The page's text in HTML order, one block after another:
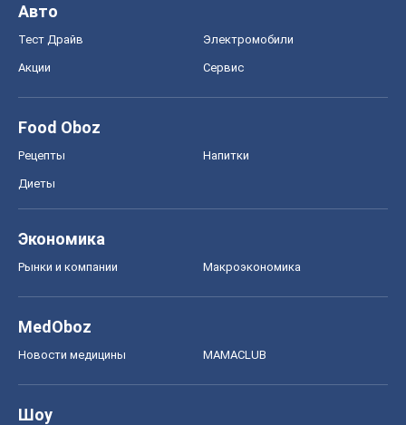
Авто
Тест Драйв Электромобили
Акции Сервис
Food Oboz
Рецепты Напитки
Диеты
Экономика
Рынки и компании Mакроэкономика
MedOboz
Новости медицины MAMACLUB
Шоу